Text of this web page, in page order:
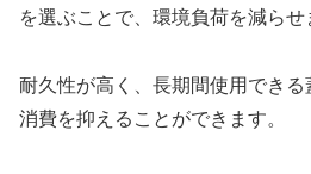
を選ぶことで、環境負荷を減らせ
耐久性が高く、長期間使用でき
消費を抑えることができます。